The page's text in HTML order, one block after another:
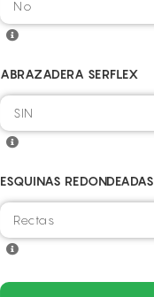
ABRAZADERA SERFLEX
ESQUINAS REDONDEADAS